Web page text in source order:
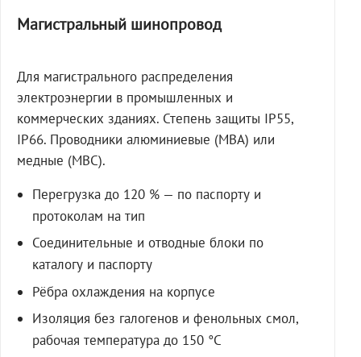
Магистральный шинопровод
Для магистрального распределения
электроэнергии в промышленных и
коммерческих зданиях. Степень защиты IP55,
IP66. Проводники алюминиевые (МВА) или
медные (МВС).
Перегрузка до 120 % — по паспорту и
протоколам на тип
Соединительные и отводные блоки по
каталогу и паспорту
Рёбра охлаждения на корпусе
Изоляция без галогенов и фенольных смол,
рабочая температура до 150 °C